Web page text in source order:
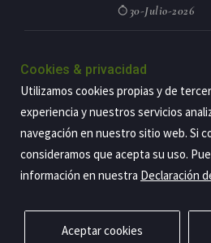
30-Julio-2026
negocio agro
países
29-Julio-2026
Privacidad Aviso legal Política de
Cookies & privacidad
Utilizamos cookies propias y de
experiencia y nuestros servicios
navegación en nuestro sitio web. Si
consideramos que acepta su uso.
información en nuestra Declaración
Aceptar cookies